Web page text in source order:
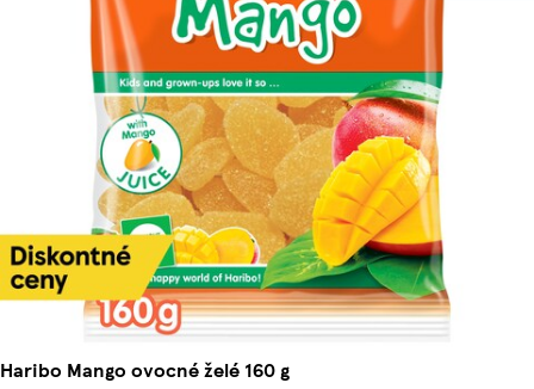
Haribo Mango ovocné želé 160 g